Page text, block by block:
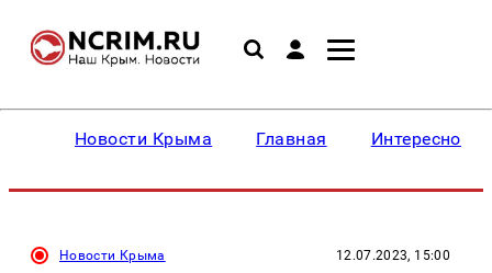
Новости Крыма Главная Интересное
Новости Крыма 12.07.2023, 15:00